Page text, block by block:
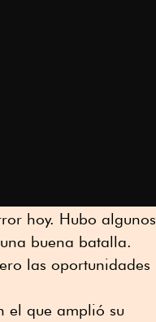
hoy. Hubo algunos
buena batalla.
las oportunidades
el que amplió su